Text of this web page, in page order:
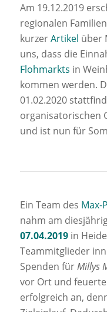
Am 19.12.2019
regionalen
kurzerArtikel über
uns, dass die
Flohmarkts in
kommen werden.
01.02.2020
organisatorischen
und ist nun für
Ein Team des Max-
nahm am
07.04.2019in
Teammitglieder
Spenden fürMillys
vor Ort und
erfolgreich an,